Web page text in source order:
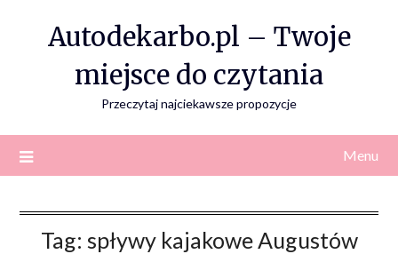
Autodekarbo.pl – Twoje
miejsce do czytania
Przeczytaj najciekawsze propozycje
Menu
Tag: spływy kajakowe Augustów